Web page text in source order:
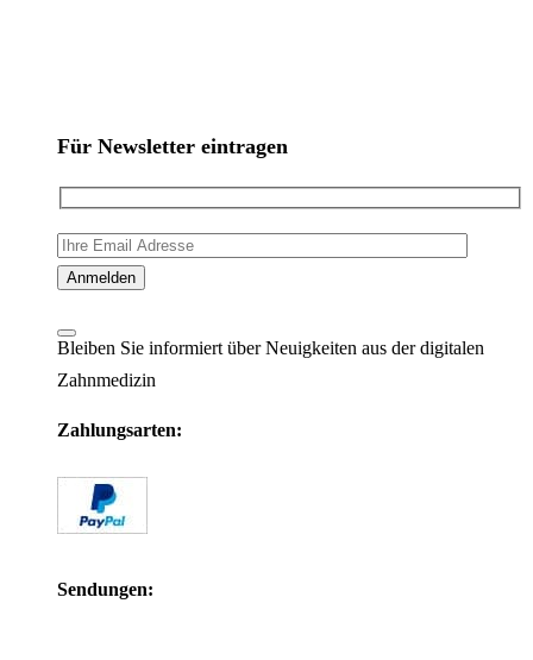
Für Newsletter eintragen
Bleiben Sie informiert über Neuigkeiten aus der digitalen
Zahnmedizin
Zahlungsarten:
Sendungen: